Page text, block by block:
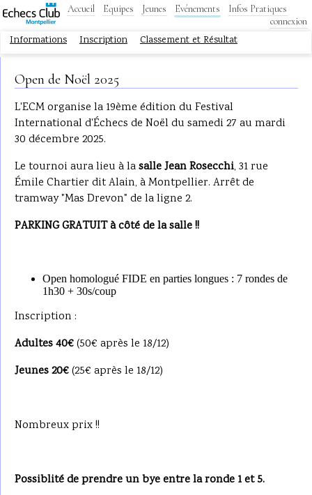
Accueil Equipes Jeunes Evénements
Infos Pratiques
connexion
Informations Inscription Classement et Résultat
Open de Noël 2025
L'ECM organise la 19ème édition du Festival
International d'Échecs de Noël du samedi 27 au mardi
30 décembre 2025.
Le tournoi aura lieu à lasalle Jean Rosecchi, 31 rue
Émile Chartier dit Alain, à Montpellier. Arrêt de
tramway "Mas Drevon" de la ligne 2.
PARKING GRATUIT à côté de la salle !!
Open homologué FIDE en parties longues : 7 rondes de
1h30 + 30s/coup
Inscription :
Adultes 40€(50€ après le 18/12)
Jeunes 20€(25€ après le 18/12)
Nombreux prix !!
Possiblité de prendre un bye entre la ronde 1 et 5.